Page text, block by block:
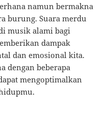
namun bermakna
burung. Suara merdu
musik alami bagi
dampak
dan emosional kita.
dengan beberapa
mengoptimalkan